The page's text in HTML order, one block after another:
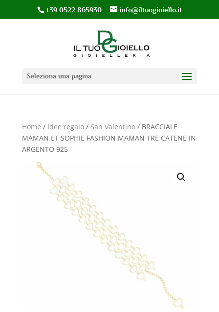
+39 0522 865930 info@iltuogioiello.it
Seleziona una pagina
Home / Idee regalo/ San Valentino/ BRACCIALE
MAMAN ET SOPHIE FASHION MAMAN TRE CATENE IN
ARGENTO 925